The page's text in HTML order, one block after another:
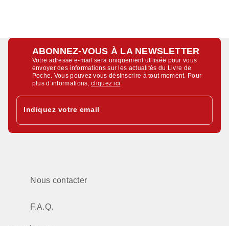
ABONNEZ-VOUS À LA NEWSLETTER
Votre adresse e-mail sera uniquement utilisée pour vous
envoyer des informations sur les actualités du Livre de
Poche. Vous pouvez vous désinscrire à tout moment. Pour
plus d’informations,cliquez ici
Indiquez votre email
Nous contacter
F.A.Q.